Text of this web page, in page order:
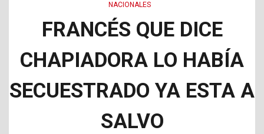
NACIONALES
FRANCÉS QUE DICE
CHAPIADORA LO HABÍA
SECUESTRADO YA ESTA A
SALVO